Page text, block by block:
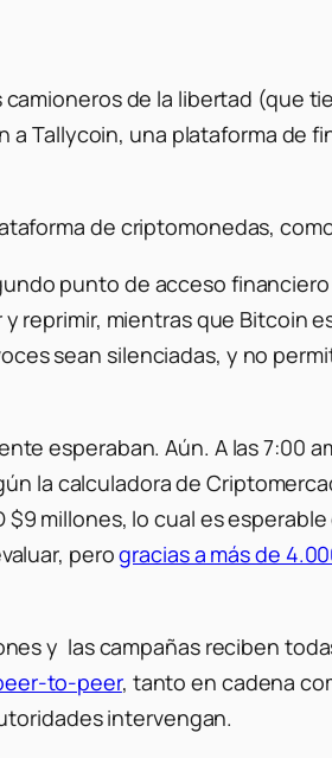
de la libertad (que
Tallycoin, una plataforma de
de criptomonedas,
punto de acceso
reprimir, mientras que Bitcoin
sean silenciadas, y no
esperaban. Aún. A las 7:00
la calculadora de
millones, lo cual es
perogracias a más de
y las campañas reciben
to-peer, tanto en cadena
intervengan.